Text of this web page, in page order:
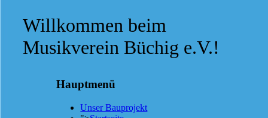
Willkommen beim
Musikverein Büchig e.V.!
Hauptmenü
Unser Bauprojekt